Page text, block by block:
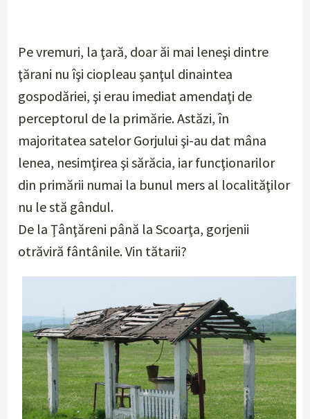
Pe vremuri, la ţară, doar ăi mai leneşi dintre
ţărani nu îşi ciopleau şanţul dinaintea
gospodăriei, şi erau imediat amendaţi de
perceptorul de la primărie. Astăzi, în
majoritatea satelor Gorjului şi-au dat mâna
lenea, nesimţirea şi sărăcia, iar funcţionarilor
din primării numai la bunul mers al localităţilor
nu le stă gândul.
De la Ţânţăreni până la Scoarţa, gorjenii
otrăviră fântânile. Vin tătarii?